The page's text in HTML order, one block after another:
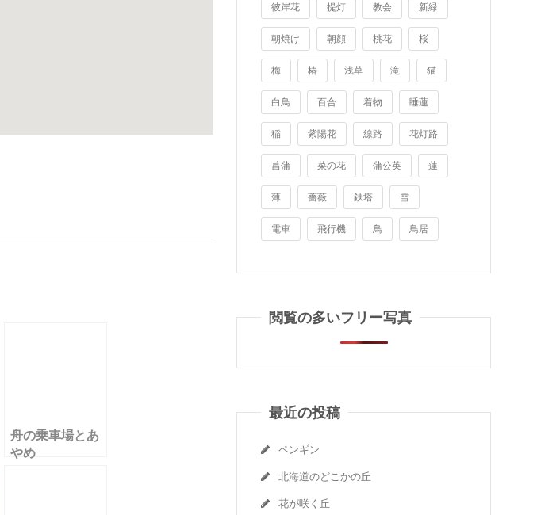
舟の乗車場とあ
やめ
彼岸花 提灯 教会 新緑
朝焼け 朝顔 桃花 桜
梅 椿 浅草 滝 猫
白鳥 百合 着物 睡蓮
稲 紫陽花 線路 花灯路
菖蒲 菜の花 蒲公英 蓮
薄 薔薇 鉄塔 雪
電車 飛行機 鳥 鳥居
閲覧の多いフリー写真
最近の投稿
ペンギン
北海道のどこかの丘
花が咲く丘